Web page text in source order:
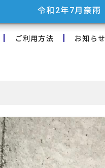
令和2年7月豪雨
ご利用方法 お知らせ